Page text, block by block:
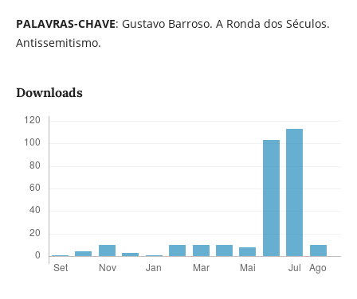
PALAVRAS-CHAVE: Gustavo Barroso. A Ronda dos Séculos.
Antissemitismo.
Downloads